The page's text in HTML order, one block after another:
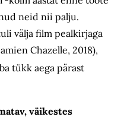
neid nii palju.
välja film pealkirjaga
Chazelle, 2018),
tükk aega pärast
väikestes